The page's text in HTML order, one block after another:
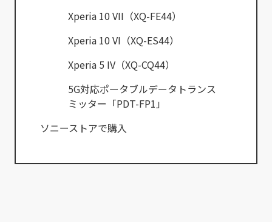
Xperia 10 VII（XQ-FE44）
Xperia 10 VI（XQ-ES44）
Xperia 5 IV（XQ-CQ44）
5G対応ポータブルデータトランス
ミッター「PDT-FP1」
ソニーストアで購入